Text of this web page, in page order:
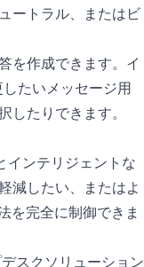
ートラル、またはビ
を作成できます。イ
たいメッセージ用
たりできます。
インテリジェントな
減したい、またはよ
を完全に制御できま
スクソリューション